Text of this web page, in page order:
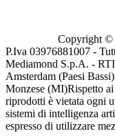
Copyright ©
P.Iva 03976881007 -
Mediamond S.p.A. -
Amsterdam (Paesi
Monzese (MI)Rispetto
riprodotti è vietata ogni
sistemi di intelligenza
espresso di utilizzare